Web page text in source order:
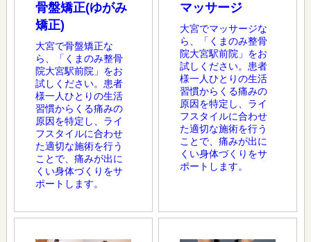
骨盤矯正(ゆがみ
矯正)
大宮で骨盤矯正な
ら、「くまのみ整骨
院大宮駅前院」をお
試しください。患者
様一人ひとりの生活
習慣からくる痛みの
原因を特定し、ライ
フスタイルに合わせ
た適切な施術を行う
ことで、痛みが出に
くい身体づくりをサ
ポートします。
マッサージ
大宮でマッサージな
ら、「くまのみ整骨
院大宮駅前院」をお
試しください。患者
様一人ひとりの生活
習慣からくる痛みの
原因を特定し、ライ
フスタイルに合わせ
た適切な施術を行う
ことで、痛みが出に
くい身体づくりをサ
ポートします。